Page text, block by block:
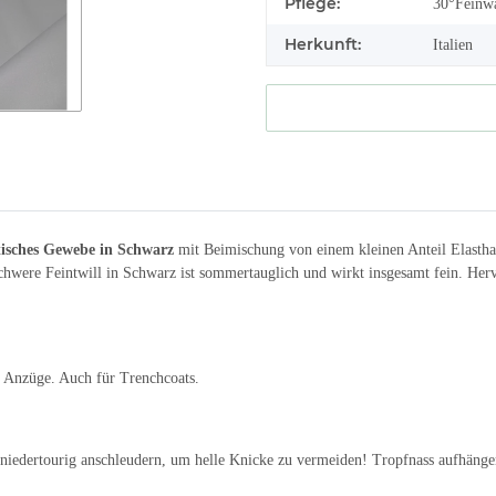
Herkunft: Italien
Gewebe in Schwarz mit Beimischung von einem kleinen Anteil
Feintwill in Schwarz ist sommertauglich und wirkt insgesamt fein.
Auch für Trenchcoats.
anschleudern, um helle Knicke zu vermeiden! Tropfnass